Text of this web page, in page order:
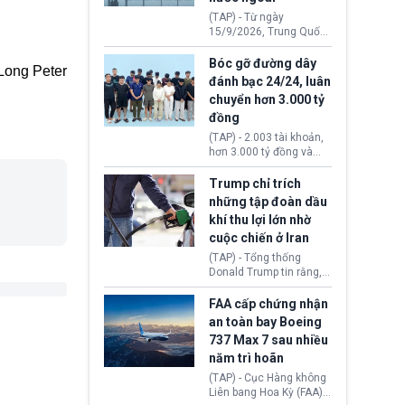
Long Peter
đến ổ dịch Salmonella
khiến ít nhất 110 người
mắc bệnh tại bang
Minnesota.
(TAP) - Từ ngày
15/9/2026, Trung Quốc
áp dụng quy định mới về
quản lý xuất nhập cảnh.
Một hành vi vi phạm giấy
tờ, xuất nhập cảnh trái
phép hay liên quan kiểm
soát công nghệ có thể
khiến công dân Trung
Quốc đối mặt lệnh cấm
xuất cảnh kéo dài tới 3
năm. Trong khi đó, người
nước ngoài sử dụng giấy
tờ giả có nguy cơ bị từ
chối nhập cảnh hoặc
cấm vào Trung Quốc tới
5 năm.
Bóc gỡ đường dây
đánh bạc 24/24, luân
chuyển hơn 3.000 tỷ
đồng
(TAP) - 2.003 tài khoản,
hơn 3.000 tỷ đồng và
một đường dây đánh
bạc xuyên quốc gia vận
hành 24/24 giờ vừa bị
Công an TP. Hải Phòng
(Việt Nam) bóc gỡ.
Trump chỉ trích
những tập đoàn dầu
khí thu lợi lớn nhờ
cuộc chiến ở Iran
(TAP) - Tổng thống
Donald Trump tin rằng, 2
tập đoàn dầu khí
ExxonMobil và Chevron
đã thu về lợi nhuận quá
lớn nhờ giá dầu tăng
mạnh suốt thời gian Hoa
Kỳ xảy ra xung đột ở
Iran. Trên cơ sở đó, lãnh
đạo Nhà Trắng kêu gọi
các doanh nghiệp cần
FAA cấp chứng nhận
an toàn bay Boeing
737 Max 7 sau nhiều
năm trì hoãn
(TAP) - Cục Hàng không
Liên bang Hoa Kỳ (FAA)